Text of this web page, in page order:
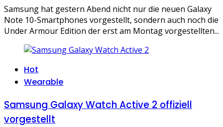
Samsung hat gestern Abend nicht nur die neuen Galaxy
Note 10-Smartphones vorgestellt, sondern auch noch die
Under Armour Edition der erst am Montag vorgestellten...
Categories
Hot
Wearable
Samsung Galaxy Watch Active 2 offiziell
vorgestellt